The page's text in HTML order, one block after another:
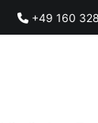
+49 160